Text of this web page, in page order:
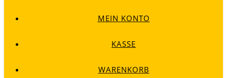
MEIN KONTO
KASSE
WARENKORB